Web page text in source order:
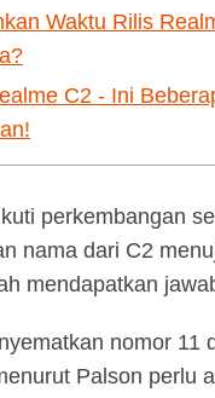
Waktu Rilis
C2 - Ini
perkembangan
nama dari C2
mendapatkan
nomor 11
Palson perlu